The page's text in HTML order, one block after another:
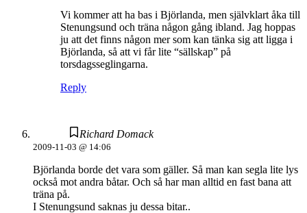
Vi kommer att ha bas i Björlanda, men självklart åka till
Stenungsund och träna någon gång ibland. Jag hoppas
ju att det finns någon mer som kan tänka sig att ligga i
Björlanda, så att vi får lite “sällskap” på
torsdagsseglingarna.
Reply
Richard Domack
2009-11-03 @ 14:06
Björlanda borde det vara som gäller. Så man kan segla lite lys
också mot andra båtar. Och så har man alltid en fast bana att
träna på.
I Stenungsund saknas ju dessa bitar..